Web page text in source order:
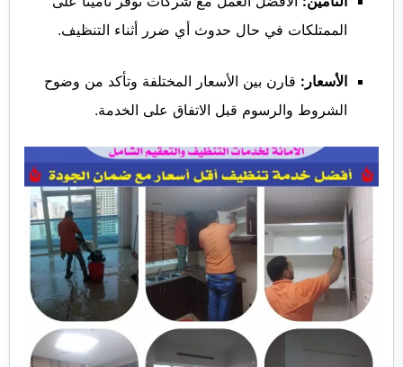
الممتلكات في حال حدوث أي ضرر أثناء التنظيف.
الأسعار: قارن بين الأسعار المختلفة وتأكد من وضوح
الشروط والرسوم قبل الاتفاق على الخدمة.